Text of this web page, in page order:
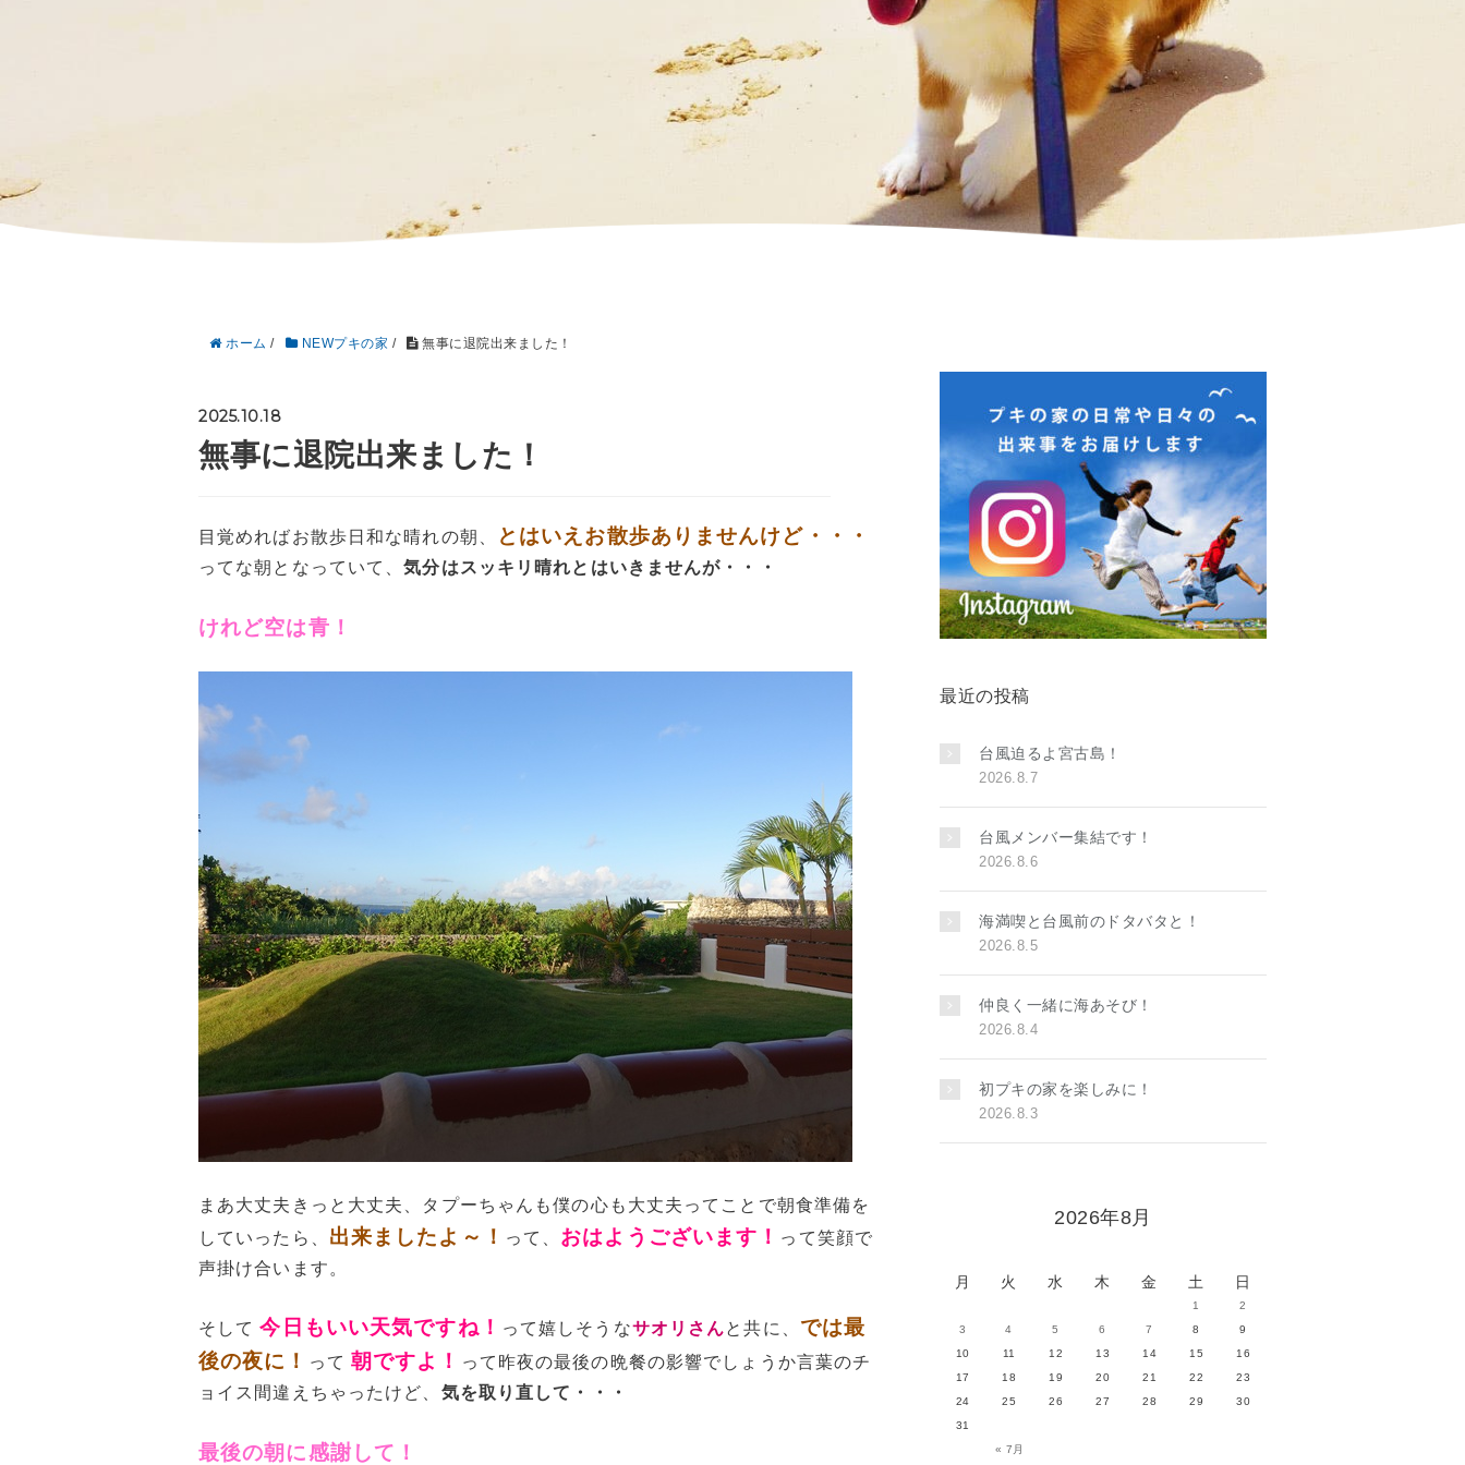
ホーム / NEWプキの家 / 無事に退院出来ました！
2025.10.18
無事に退院出来ました！
目覚めればお散歩日和な晴れの朝、 とはいえお散歩ありませんけど・・・
ってな朝となっていて、気分はスッキリ晴れとはいきませんが・・・
けれど空は青！
まあ大丈夫きっと大丈夫、タプーちゃんも僕の心も大丈夫ってことで朝食準備を
していったら、 出来ましたよ～！ って、 おはようございます！ って笑顔で
声掛け合います。
そして今日もいい天気ですね！ って嬉しそうなサオリさんと共に、 では最
後の夜に！
って 朝ですよ！
って昨夜の最後の晩餐の影響でしょうか言葉のチ
ョイス間違えちゃったけど、 気を取り直して・・・
最後の朝に感謝して！
最近の投稿
台風迫るよ宮古島！
2026.8.7
台風メンバー集結です！
2026.8.6
海満喫と台風前のドタバタと！
2026.8.5
仲良く一緒に海あそび！
2026.8.4
初プキの家を楽しみに！
2026.8.3
2026年8月
月 火 水 木 金 土 日
« 7月
1
2
3
4 5 6 7 8
9
10
11 12 13 14 15
16
17
18 19 20 21 22
23
24
25 26 27 28 29
30
31